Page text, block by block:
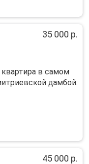
35 000 р.
в самом
дамбой.
45 000 р.